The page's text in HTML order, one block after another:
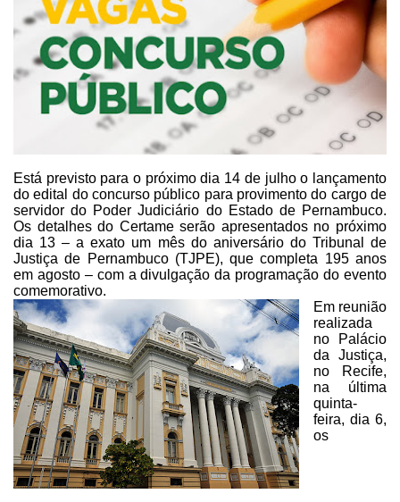
Está previsto para o próximo dia 14 de julho o lançamento
do edital doconcurso público para provimento do cargo de
servidor do Poder Judiciário doEstado de Pernambuco.
Os detalhes do Certame serão apresentados no próximo
dia 13 – a exato um mês do aniversário do Tribunal de
Justiça de Pernambuco (TJPE), que completa 195 anos
em agosto – com a divulgação da programação do evento
comemorativo.
Em reunião
realizada
no Palácio
da Justiça,
no Recife,
na última
quinta-
feira, dia 6,
os